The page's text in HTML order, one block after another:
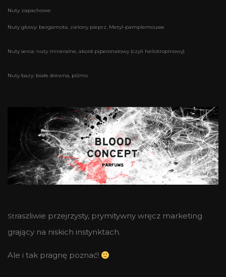
Nuty zapachowe:
Nuty głowy: bergamota, zielony pieprz, Metyl-pamplemousse
Nuty serca: nuty mineralne, akord piperonalowy (czyli heliotropinowy)
Nuty bazy: białe drewna, piżmo
Straszliwie przejrzysty, prymitywny wręcz marketing
grający na niskich instynktach.
Ale i tak pragnę poznać!